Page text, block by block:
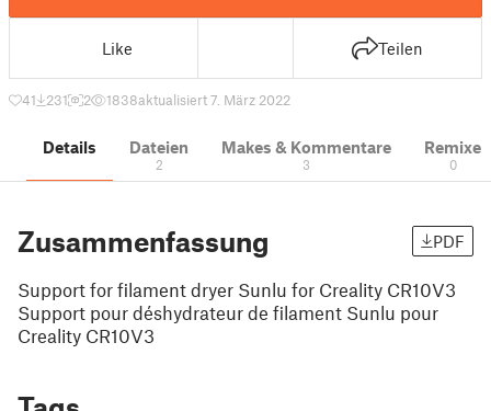
Like Teilen
41 231 2 1838aktualisiert 7. März 2022
Details Dateien
2
Makes & Kommentare
3
Remixe
0
Zusammenfassung PDF
Support for filament dryer Sunlu for Creality CR10V3
Support pour déshydrateur de filament Sunlu pour
Creality CR10V3